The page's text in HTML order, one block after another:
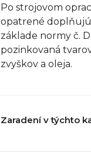
Po strojovom
opatrené
základe normy č.
pozinkovaná
zvyškov a oleja.
Zaradení v týchto